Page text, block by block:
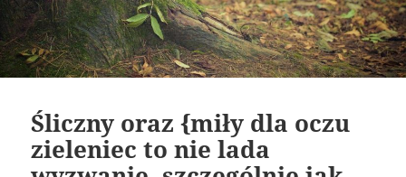
Śliczny oraz {miły dla oczu
zieleniec to nie lada